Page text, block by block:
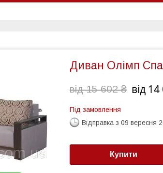
Диван Олімп
від 15 602 ₴ від
Під замовлення
Відправка з 09 вересня
Купити